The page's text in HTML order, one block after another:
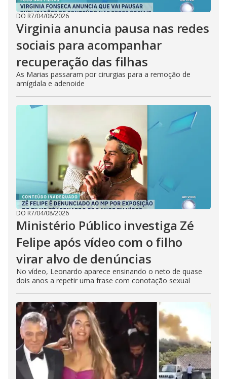
DO R7/04/08/2026
Virginia anuncia pausa nas redes
sociais para acompanhar
recuperação das filhas
As Marias passaram por cirurgias para a remoção de
amígdala e adenoide
DO R7/04/08/2026
Ministério Público investiga Zé
Felipe após vídeo com o filho
virar alvo de denúncias
No vídeo, Leonardo aparece ensinando o neto de quase
dois anos a repetir uma frase com conotação sexual